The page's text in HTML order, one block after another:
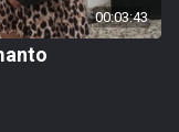
00:03:43